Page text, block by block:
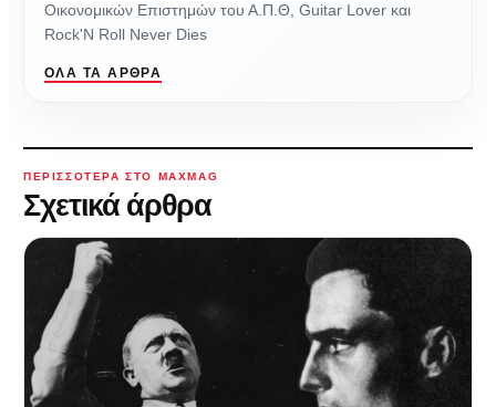
Οικονομικών Επιστημών του Α.Π.Θ, Guitar Lover και
Rock'N Roll Never Dies
ΌΛΑ ΤΑ ΆΡΘΡΑ
ΠΕΡΙΣΣΌΤΕΡΑ ΣΤΟ MAXMAG
Σχετικά άρθρα